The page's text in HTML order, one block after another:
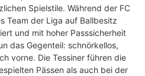
Spielstile. Während der FC
Team der Liga auf Ballbesitz
und mit hoher Passsicherheit
das Gegenteil: schnörkellos,
vorne. Die Tessiner führen die
Pässen als auch bei der